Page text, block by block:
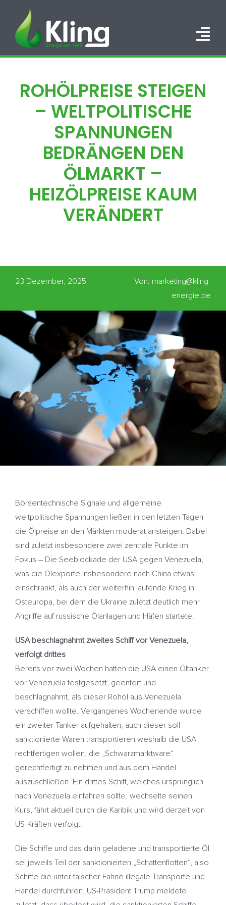
springen
PORTFOLIO
KARRIERE
ROHÖLPREISE STEIGEN
– WELTPOLITISCHE
SPANNUNGEN
BEDRÄNGEN DEN
ÖLMARKT –
HEIZÖLPREISE KAUM
VERÄNDERT
23 Dezember, 2025
Von: marketing@kling-
energie.de
Börsentechnische Signale und allgemeine
weltpolitische Spannungen ließen in den letzten Tagen
die Ölpreise an den Märkten moderat ansteigen. Dabei
sind zuletzt insbesondere zwei zentrale Punkte im
Fokus – Die Seeblockade der USA gegen Venezuela,
was die Ölexporte insbesondere nach China etwas
einschränkt, als auch der weiterhin laufende Krieg in
Osteuropa, bei dem die Ukraine zuletzt deutlich mehr
Angriffe auf russische Ölanlagen und Häfen startete.
USA beschlagnahmt zweites Schiff vor Venezuela,
verfolgt drittes
Bereits vor zwei Wochen hatten die USA einen Öltanker
vor Venezuela festgesetzt, geentert und
beschlagnahmt, als dieser Rohöl aus Venezuela
verschiffen wollte. Vergangenes Wochenende wurde
ein zweiter Tanker aufgehalten, auch dieser soll
sanktionierte Waren transportieren weshalb die USA
rechtfertigen wollen, die „Schwarzmarktware“
gerechtfertigt zu nehmen und aus dem Handel
auszuschließen. Ein drittes Schiff, welches ursprünglich
nach Venezuela einfahren sollte, wechselte seinen
Kurs, fährt aktuell durch die Karibik und wird derzeit von
US-Kräften verfolgt.
Die Schiffe und das darin geladene und transportierte Öl
sei jeweils Teil der sanktionierten „Schattenflotten“, also
Schiffe die unter falscher Fahne illegale Transporte und
Handel durchführen. US-Präsident Trump meldete